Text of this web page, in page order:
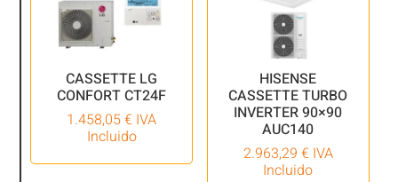
CASSETTE LG
CONFORT CT24F
1.458,05€ IVA
Incluido
HISENSE
CASSETTE TURBO
INVERTER 90×90
AUC140
2.963,29 € IVA
Incluido